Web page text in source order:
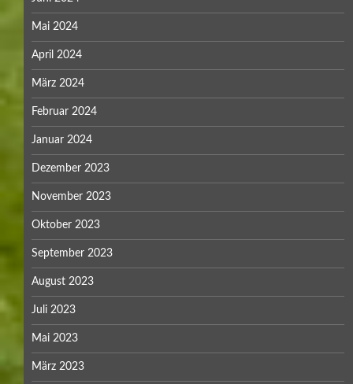
Mai 2024
April 2024
März 2024
Februar 2024
Januar 2024
Dezember 2023
November 2023
Oktober 2023
September 2023
August 2023
Juli 2023
Mai 2023
März 2023